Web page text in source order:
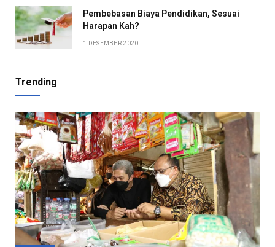
Pembebasan Biaya Pendidikan, Sesuai
Harapan Kah?
1 DESEMBER 2020
Trending